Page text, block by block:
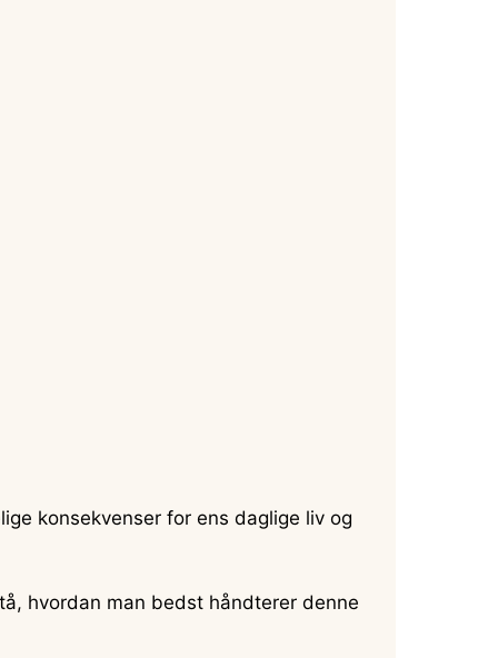
konsekvenser for ens daglige liv og
hvordan man bedst håndterer denne